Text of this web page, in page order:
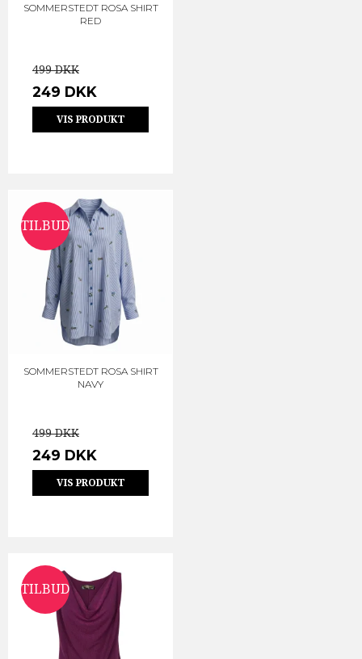
SOMMERSTEDT ROSA SHIRT
RED
499 DKK
249 DKK
VIS PRODUKT
TILBUD
SOMMERSTEDT ROSA SHIRT
NAVY
499 DKK
249 DKK
VIS PRODUKT
TILBUD